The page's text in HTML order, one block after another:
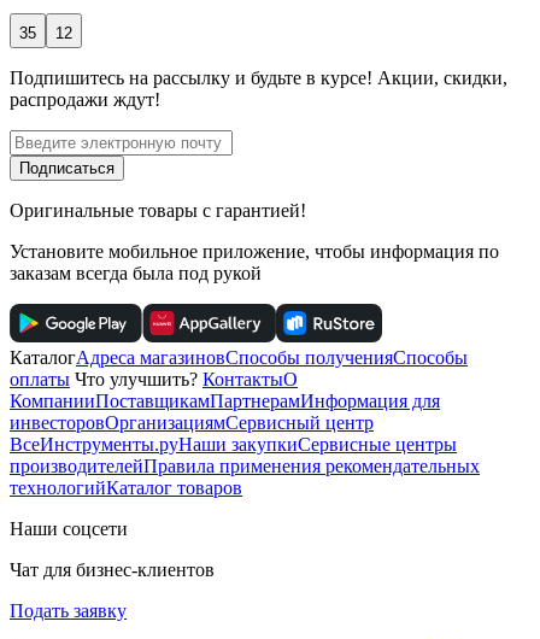
35 12
Подпишитесь на рассылку и будьте в курсе! Акции, скидки,
распродажи ждут!
Подписаться
Оригинальные товары с гарантией!
Установите мобильное приложение, чтобы информация по
заказам всегда была под рукой
КаталогАдреса магазиновСпособы полученияСпособы
оплаты Что улучшить? КонтактыО
КомпанииПоставщикамПартнерамИнформация для
инвесторовОрганизациямСервисный центр
ВсеИнструменты.руНаши закупкиСервисные центры
производителейПравила применения рекомендательных
технологийКаталог товаров
Наши соцсети
Чат для бизнес-клиентов
Подать заявку